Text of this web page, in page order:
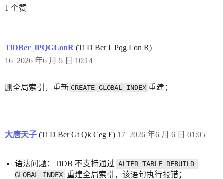
1 个赞
TiDBer_lPQGLonR (Ti D Ber L Pqg Lon R)
2026 年6 月 5 日 10:14
16
删全局索引，重新 CREATE GLOBAL INDEX 重建；
大唐天子 (Ti D Ber Gt Qk Ceg E) 2026 年6 月 6 日 01:05
17
语法问题：TiDB 不支持通过 ALTER TABLE REBUILD
GLOBAL INDEX 重建全局索引，该语句执行报错；